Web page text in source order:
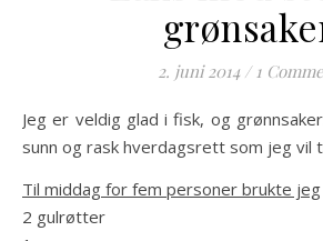
2. juni 2014 / 1
Jeg er veldig glad i fisk, og grønnsaker. Dette er en enkel,
sunn og rask hverdagsrett som jeg vil
Til middag for fem personer brukte jeg
2 gulrøtter